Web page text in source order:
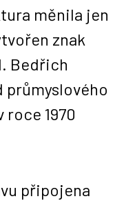
měnila jen
znak
Bedřich
průmyslového
1970
připojena